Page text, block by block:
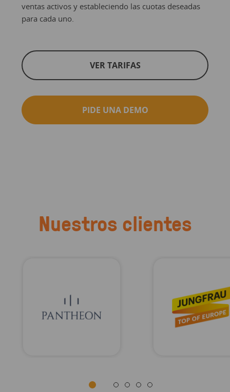
ventas activos y estableciendo las cuotas deseadas
para cada uno.
VER TARIFAS
PIDE UNA DEMO
Nuestros clientes